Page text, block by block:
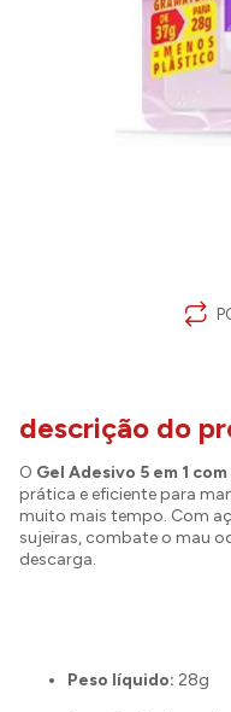
descrição do
O Gel Adesivo 5 em 1
prática e eficiente para
muito mais tempo. Com
sujeiras, combate o mau
descarga.
Peso líquido: 28g